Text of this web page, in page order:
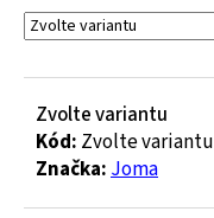
Zvolte variantu
Kód: Zvolte variantu
Značka:Joma
u
u
m